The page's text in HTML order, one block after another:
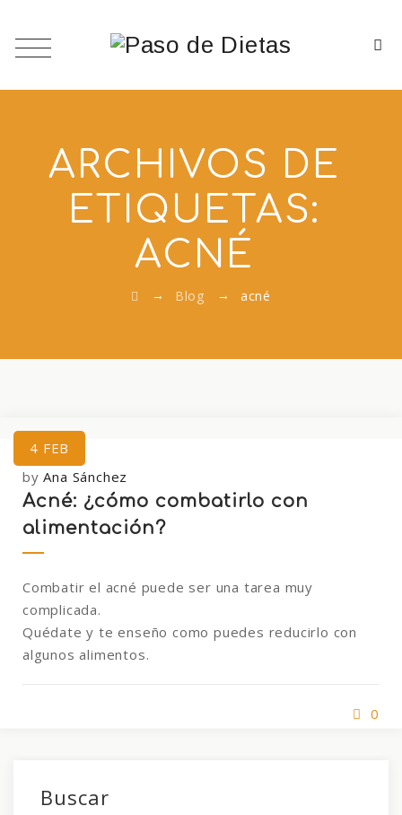
ARCHIVOS DE
ETIQUETAS:
ACNÉ
→ Blog → acné
4 FEB
byAna Sánchez
Acné: ¿cómo combatirlo con
alimentación?
Combatir el acné puede ser una tarea muy
complicada.
Quédate y te enseño como puedes reducirlo con
algunos alimentos.
0
Buscar